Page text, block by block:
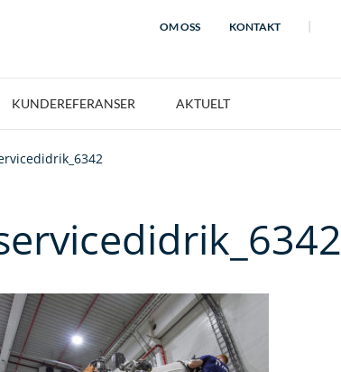
OM OSS KONTAKT
KUNDEREFERANSER AKTUELT